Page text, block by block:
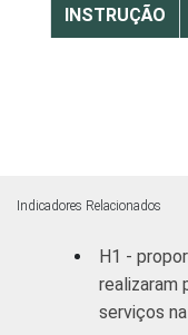
INSTRUÇÃO
FAIXA
ETÁRIA
Indicadores Relacionados
H1 -
realizaram
serviços